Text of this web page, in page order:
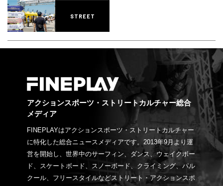
STREET
アクションスポーツ・ストリートカルチャー総合
メディア
FINEPLAYはアクションスポーツ・ストリートカルチャー
に特化した総合ニュースメディアです。2013年9月より運
営を開始し、世界中のサーフィン、ダンス、ウェイクボー
ド、スケートボード、スノーボード、クライミング、パル
クール、フリースタイルなどストリート・アクションスポ